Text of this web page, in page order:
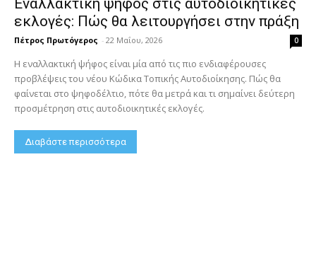
Εναλλακτική ψήφος στις αυτοδιοικητικές
εκλογές: Πώς θα λειτουργήσει στην πράξη
Πέτρος Πρωτόγερος - 22 Μαΐου, 2026 0
Η εναλλακτική ψήφος είναι μία από τις πιο ενδιαφέρουσες
προβλέψεις του νέου Κώδικα Τοπικής Αυτοδιοίκησης. Πώς θα
φαίνεται στο ψηφοδέλτιο, πότε θα μετρά και τι σημαίνει δεύτερη
προσμέτρηση στις αυτοδιοικητικές εκλογές.
Διαβάστε περισσότερα